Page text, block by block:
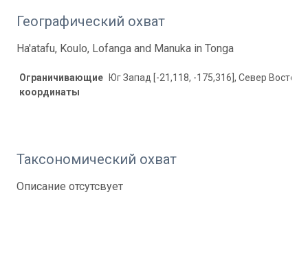
Географический охват
Ha'atafu, Koulo, Lofanga and Manuka in Tonga
Ограничивающие
координаты
Юг Запад [-21,118, -175,316], Север Восток
Таксономический охват
Описание отсутсвует